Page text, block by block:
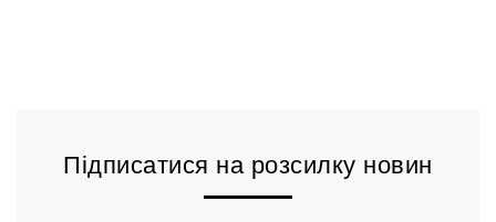
Підписатися на розсилку новин